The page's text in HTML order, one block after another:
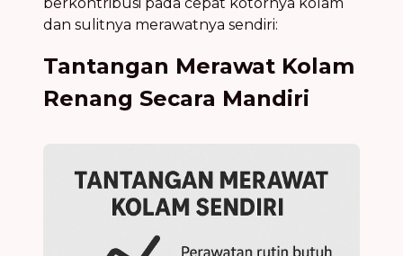
dan sulitnya merawatnya sendiri:
Tantangan Merawat Kolam
Renang Secara Mandiri